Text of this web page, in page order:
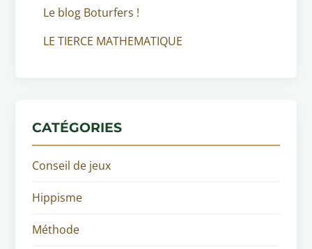
Le blog Boturfers !
LE TIERCE MATHEMATIQUE
CATÉGORIES
Conseil de jeux
Hippisme
Méthode